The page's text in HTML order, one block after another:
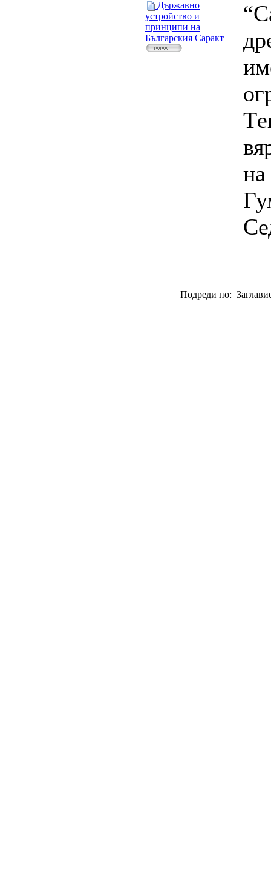
Държавно
устройство и
принципи на
Българския Саракт
Подреди по: